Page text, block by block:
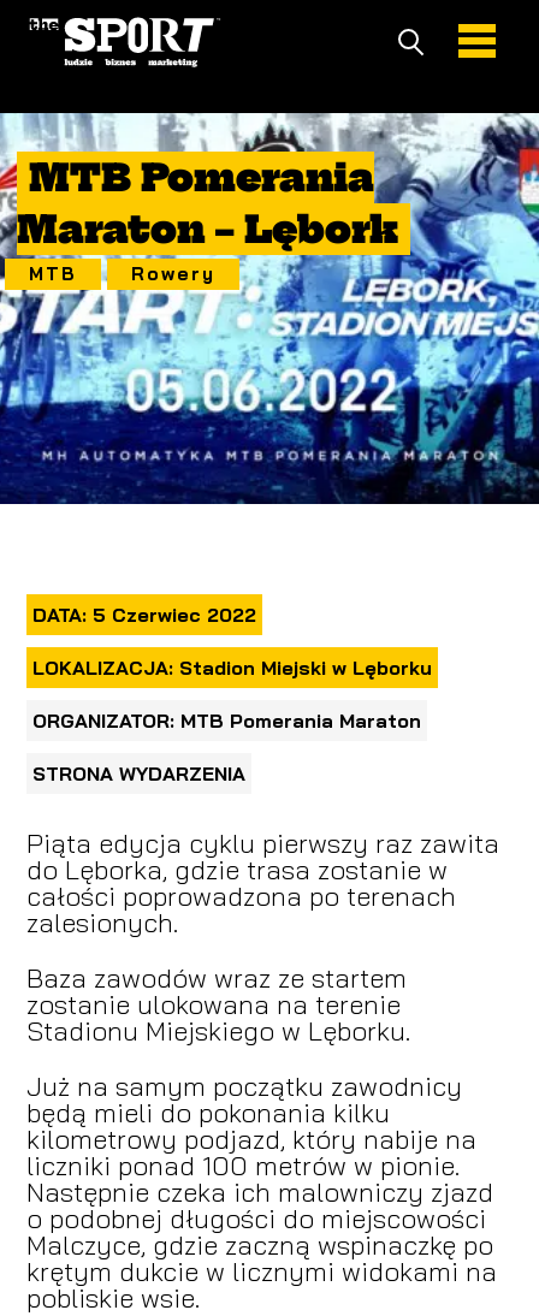
MTB Pomerania
Maraton – Lębork
MTB Rowery
DATA: 5 Czerwiec 2022
LOKALIZACJA: Stadion Miejski w Lęborku
ORGANIZATOR: MTB Pomerania Maraton
STRONA WYDARZENIA
Piąta edycja cyklu pierwszy raz zawita
do Lęborka, gdzie trasa zostanie w
całości poprowadzona po terenach
zalesionych.
Baza zawodów wraz ze startem
zostanie ulokowana na terenie
Stadionu Miejskiego w Lęborku.
Już na samym początku zawodnicy
będą mieli do pokonania kilku
kilometrowy podjazd, który nabije na
liczniki ponad 100 metrów w pionie.
Następnie czeka ich malowniczy zjazd
o podobnej długości do miejscowości
Malczyce, gdzie zaczną wspinaczkę po
krętym dukcie w licznymi widokami na
pobliskie wsie.